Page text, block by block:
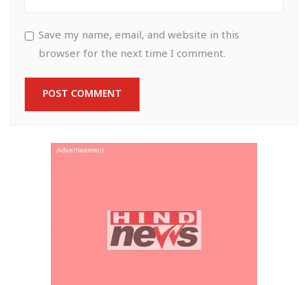
Save my name, email, and website in this
browser for the next time I comment.